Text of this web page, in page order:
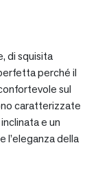
di squisita
perché il
sul
caratterizzate
e un
l’eleganza della